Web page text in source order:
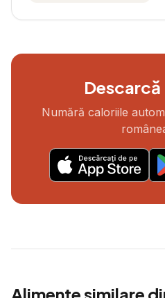
Numără caloriile
Alimente similare